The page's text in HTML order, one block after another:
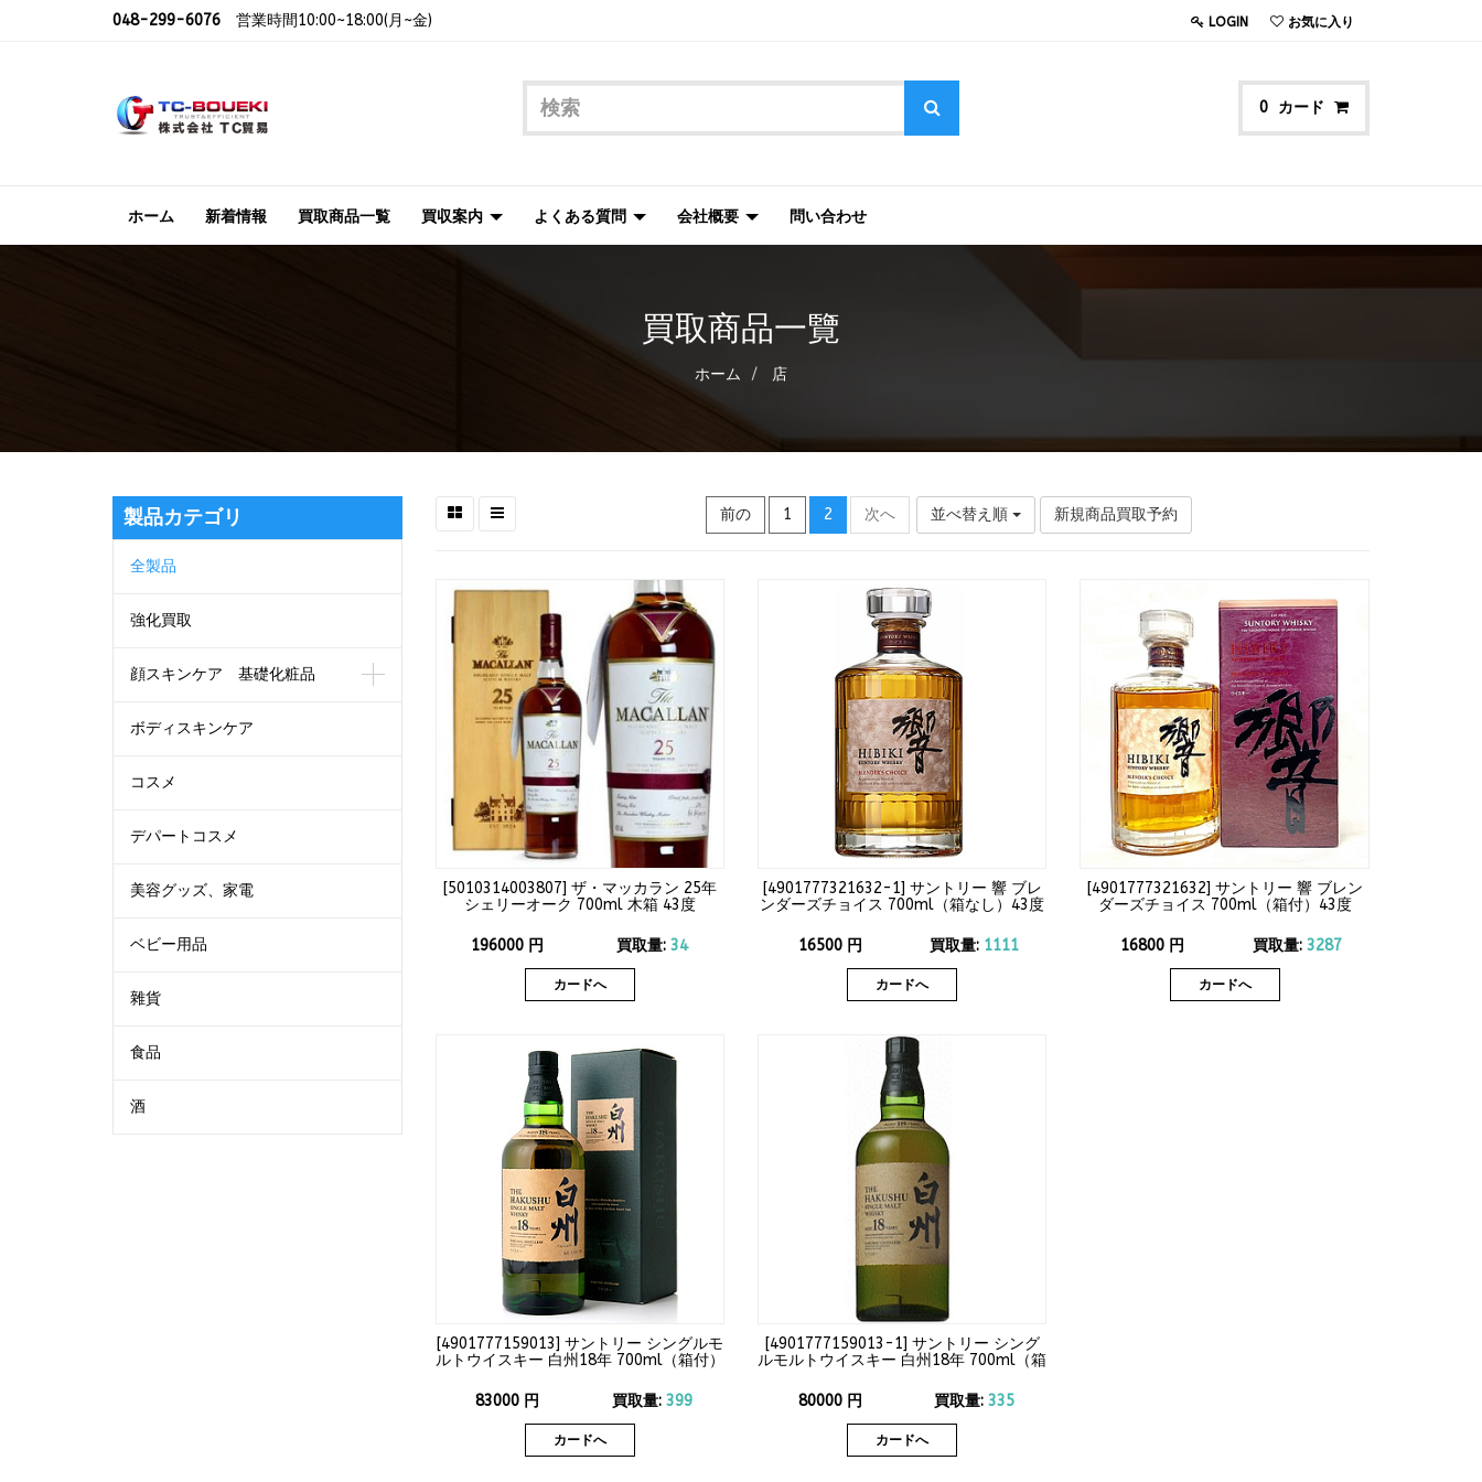
048-299-6076 営業時間10:00~18:00(月~金) LOGIN お気に入り
0 カード
ホーム 新着情報 買取商品一覧 買収案内 よくある質問 会社概要 問い合わせ
買取商品一覽
ホーム 店
製品カテゴリ
全製品
強化買取
顔スキンケア 基礎化粧品
ボディスキンケア
コスメ
デパートコスメ
美容グッズ、家電
ベビー用品
雜貨
食品
酒
前の 1 2 次へ 並べ替え順 新規商品買取予約
[5010314003807] ザ・マッカラン 25年
シェリーオーク 700ml 木箱 43度
196000 円 買取量: 34
カードへ
[4901777321632-1] サントリー 響 ブレ
ンダーズチョイス 700ml（箱なし）43度
16500 円 買取量: 1111
カードへ
[4901777321632] サントリー 響 ブレン
ダーズチョイス 700ml（箱付）43度
16800 円 買取量: 3287
カードへ
[4901777159013] サントリー シングルモ
ルトウイスキー 白州18年 700ml（箱付）
83000 円 買取量: 399
カードへ
[4901777159013-1] サントリー シング
ルモルトウイスキー 白州18年 700ml（箱
80000 円 買取量:335
カードへ